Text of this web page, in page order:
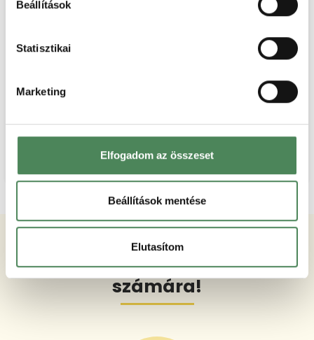
Beállítások
Statisztikai
Marketing
Elfogadom az összeset
Beállítások mentése
Elutasítom
Automatikusan frissül
A Fogyasztó Barát
megoldáswebshopod
számára!